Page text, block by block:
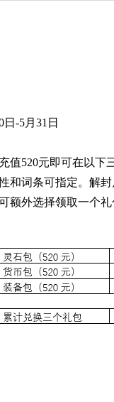
-5月31日
值520元即可在以下
和词条可指定。解
额外选择领取一个礼